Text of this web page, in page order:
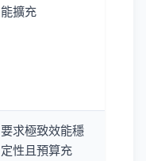
能擴充
要求極致效能穩
定性且預算充